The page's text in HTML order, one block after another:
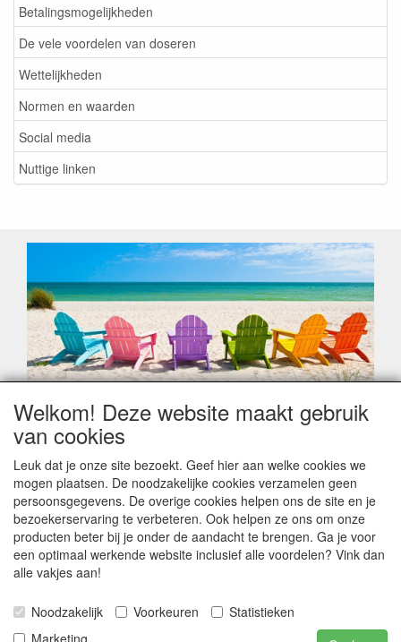
Betalingsmogelijkheden
De vele voordelen van doseren
Wettelijkheden
Normen en waarden
Social media
Nuttige linken
Geachte klant,
Zoals elk jaar zorgt de verlofperiode, naast een hoop
leveringsproblemen.
Sommige fabrikanten sluiten of werken met een
vakantiebezetting.
Bestellingen die vanaf +/- 15 juli geplaatst worden kunnen
hierdoor vertraging oplopen. Wanneer die voorradig is en alle
betalingsmodaliteiten zijn vervuld dan de bestelling verstuurd
worden. Indien deze nog terug moeten binnen komen dan is
Augustus stabiliseert zich dit dan wel en kunnen wij, meestal,
opnieuw vlot werken.
Welkom! Deze website maakt gebruik
van cookies
Leuk dat je onze site bezoekt. Geef hier aan welke cookies we
mogen plaatsen. De noodzakelijke cookies verzamelen geen
persoonsgegevens. De overige cookies helpen ons de site en je
bezoekerservaring te verbeteren. Ook helpen ze ons om onze
producten beter bij je onder de aandacht te brengen. Ga je voor
een optimaal werkende website inclusief alle voordelen? Vink dan
alle vakjes aan!
Noodzakelijk Voorkeuren
Statistieken
Marketing